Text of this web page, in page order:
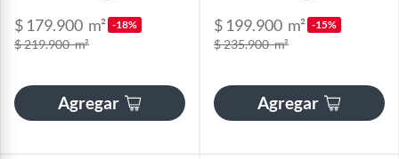
$ 179.900 m² -18%
$ 219.900m²
Agregar
$ 199.900 m² -15%
$ 235.900m²
Agregar